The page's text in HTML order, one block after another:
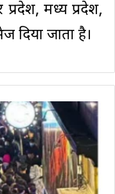
मध्य प्रदेश,
दिया जाता है।